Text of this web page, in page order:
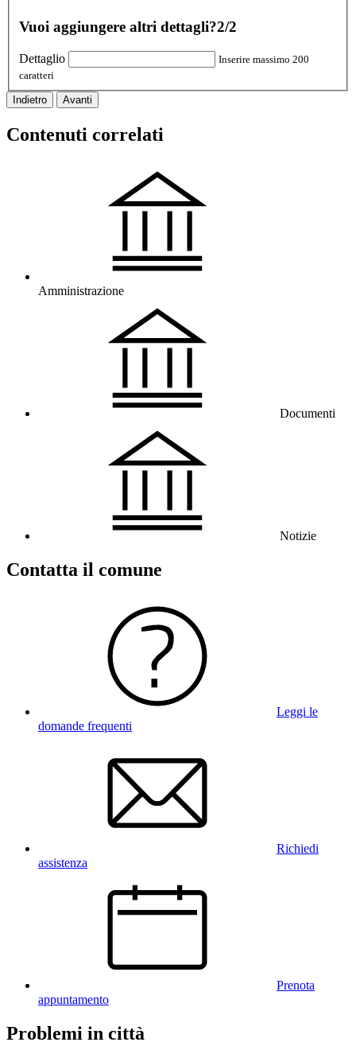
Vuoi aggiungere altri dettagli?2/2
Dettaglio
Inserire massimo 200
caratteri
Indietro Avanti
Contenuti correlati
Amministrazione
Documenti
Notizie
Contatta il comune
Leggi le
domande frequenti
Richiedi
assistenza
Prenota
appuntamento
Problemi in città